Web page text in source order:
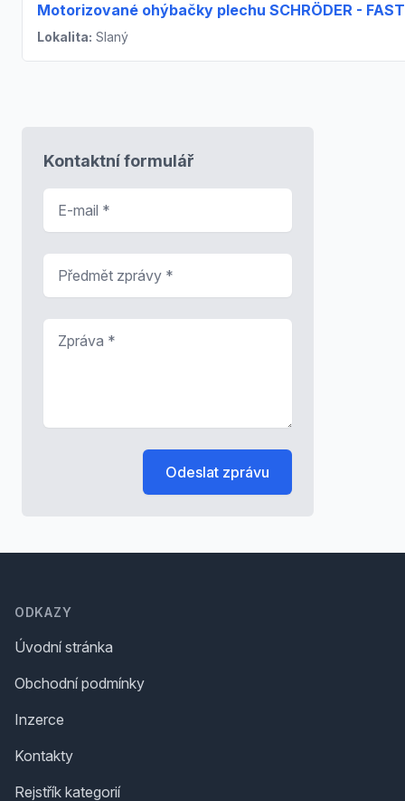
Motorizované ohýbačky plechu SCHRÖDER -
Lokalita: Slaný
Kontaktní formulář
Odeslat zprávu
ODKAZY
Úvodní stránka
Obchodní podmínky
Inzerce
Kontakty
Rejstřík kategorií